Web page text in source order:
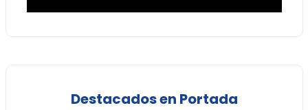
Destacados en Portada